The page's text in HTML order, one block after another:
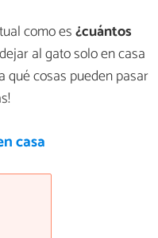
como es¿cuántos
al gato solo en casa
qué cosas pueden pasar
casa